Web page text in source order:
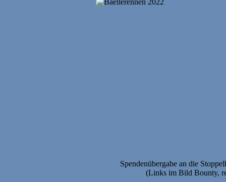
Spendenübergabe an die
(Links im Bild Bounty,